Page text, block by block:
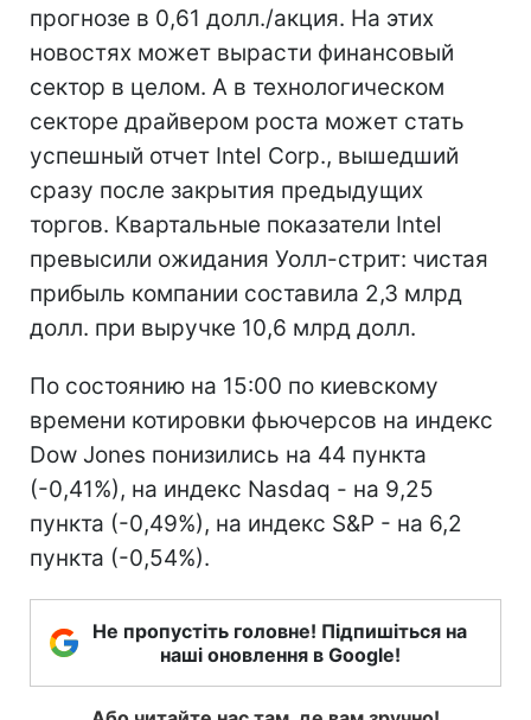
прогнозе в 0,61 долл./акция. На этих
новостях может вырасти финансовый
сектор в целом. А в технологическом
секторе драйвером роста может стать
успешный отчет Intel Corp., вышедший
сразу после закрытия предыдущих
торгов. Квартальные показатели Intel
превысили ожидания Уолл-стрит: чистая
прибыль компании составила 2,3 млрд
долл. при выручке 10,6 млрд долл.
По состоянию на 15:00 по киевскому
времени котировки фьючерсов на индекс
Dow Jones понизились на 44 пункта
(-0,41%), на индекс Nasdaq - на 9,25
пункта (-0,49%), на индекс S&P - на 6,2
пункта (-0,54%).
Не пропустіть головне! Підпишіться на
наші оновлення в Google!